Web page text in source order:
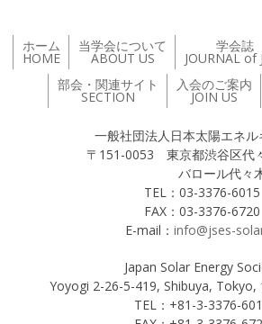
ホーム
HOME
当学会について
ABOUT US
学会誌
JOURNAL of
部会・関連サイト
SECTION
入会のご案内
JOIN US
一般社団法人日本太陽エネル
〒151-0053 東京都渋谷区代
バロール代々木
TEL：03-3376-6015
FAX：03-3376-6720
E-mail： info@jses-
Japan Solar Energy
Yoyogi 2-26-5-419, Shibuya, Tokyo,
TEL：+81-3-3376-